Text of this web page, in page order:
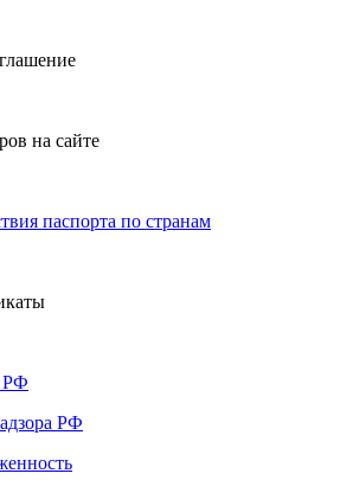
на сайте
паспорта по странам
РФ
РФ